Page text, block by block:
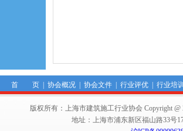
首 页| 协会概况| 协会文件| 行业评优| 行业培
版权所有：上海市建筑施工行业协会 Copyright @
地址：上海市浦东新区福山路33号